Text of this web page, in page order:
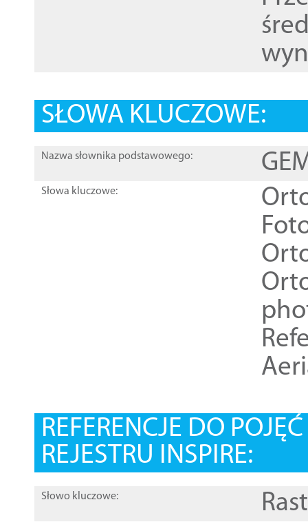
SŁOWA KLUCZOWE:
Nazwa słownika podstawowego:
Słowa kluczowe:
REFERENCJE DO
REJESTRU INSPIRE:
Słowo kluczowe: